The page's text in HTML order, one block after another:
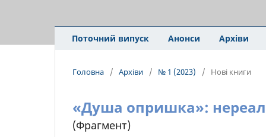
Поточний випуск Анонси Архіви
Головна / Архіви / № 1 (2023) / Нові книги
«Душа опришка»:
(Фрагмент)